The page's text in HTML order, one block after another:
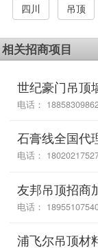
四川 吊顶
相关招商项目
世纪豪门吊顶
电话：
石膏线全国代
电话：
友邦吊顶招商
电话：
浦飞尔吊顶材